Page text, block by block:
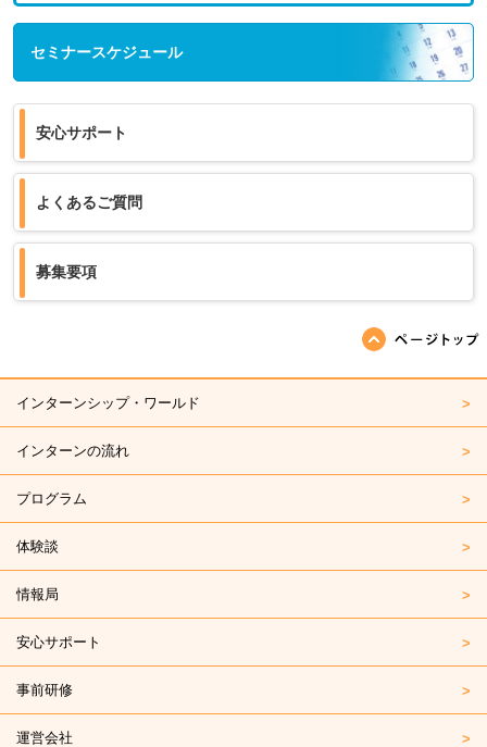
セミナースケジュール
安心サポート
よくあるご質問
募集要項
インターンシップ・ワールド
インターンの流れ
プログラム
体験談
情報局
安心サポート
事前研修
運営会社